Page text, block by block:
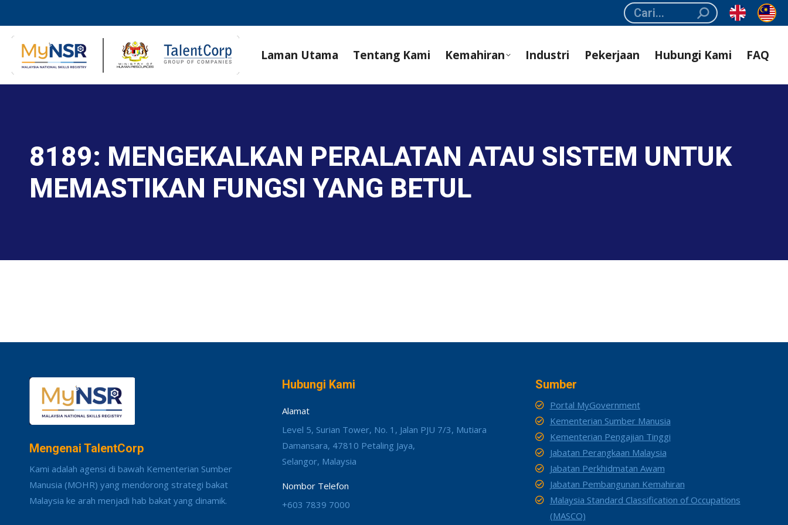
Search:
Laman Utama Tentang Kami Kemahiran Industri Pekerjaan Hubungi Kami FAQ
8189: MENGEKALKAN PERALATAN ATAU SISTEM UNTUK
MEMASTIKAN FUNGSI YANG BETUL
Mengenai TalentCorp
Kami adalah agensi di bawah Kementerian Sumber
Manusia (MOHR) yang mendorong strategi bakat
Malaysia ke arah menjadi hab bakat yang dinamik.
Hubungi Kami
Alamat
Level 5, Surian Tower, No. 1, Jalan PJU 7/3, Mutiara
Damansara, 47810 Petaling Jaya,
Selangor, Malaysia
Nombor Telefon
+603 7839 7000
Sumber
Portal MyGovernment
Kementerian Sumber Manusia
Kementerian Pengajian Tinggi
Jabatan Perangkaan Malaysia
Jabatan Perkhidmatan Awam
Jabatan Pembangunan Kemahiran
Malaysia Standard Classification of Occupations
(MASCO)